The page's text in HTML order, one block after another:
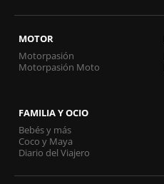
MOTOR
Motorpasión
Motorpasión Moto
FAMILIA Y OCIO
Bebés y más
Coco y Maya
Diario del Viajero